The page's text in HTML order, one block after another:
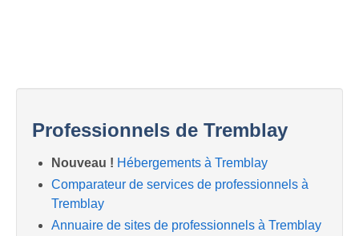
Professionnels de Tremblay
Nouveau ! Hébergements à Tremblay
Comparateur de services de professionnels à
Tremblay
Annuaire de sites de professionnels à Tremblay